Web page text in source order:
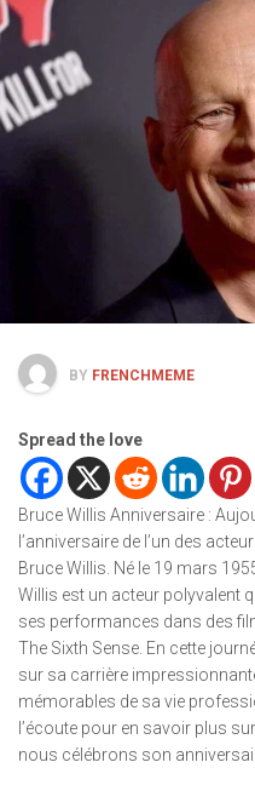
BY FRENCHMEME
Spread the love
Bruce Willis Anniversaire :
l’anniversaire de l’un des
Bruce Willis. Né le 19 mars
Willis est un acteur polyvalent
ses performances dans des
The Sixth Sense. En cette
sur sa carrière
mémorables de sa vie
l’écoute pour en savoir plus
nous célébrons son